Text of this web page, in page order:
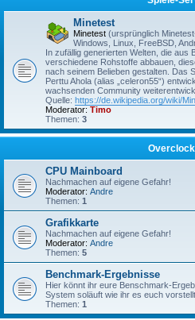
Minetest
Minetest (ursprünglich
Windows, Linux, FreeBSD,
In zufällig generierten Welten, die aus
verschiedene Rohstoffe abbauen,
nach seinem Belieben gestalten. Das
Perttu Ahola (alias „celeron55“)
wachsenden Community
Quelle: https://de.wikipedia.org/wiki/
Moderator: Timo
Themen: 3
CPU Mainboard
Nachmachen auf eigene Gefahr!
Moderator: Andre
Themen: 1
Grafikkarte
Nachmachen auf eigene Gefahr!
Moderator: Andre
Themen: 5
Benchmark-Ergebnisse
Hier könnt ihr eure Benschmark-
System soläuft wie ihr es euch vorstellt.
Themen: 1